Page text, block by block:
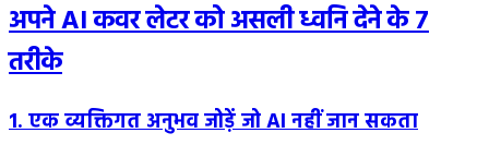
अपने AI कवर लेटर को असली ध्वनि देने के 7
तरीके
1. एक व्यक्तिगत अनुभव जोड़ें जो AI नहीं जान सकता